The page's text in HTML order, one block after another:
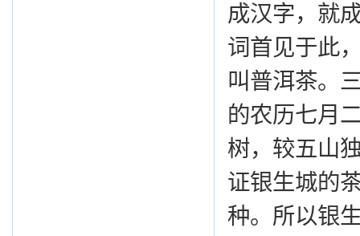
成汉字，就
词首见于此
叫普洱茶。
的农历七月
树，较五山
证银生城的
种。所以银